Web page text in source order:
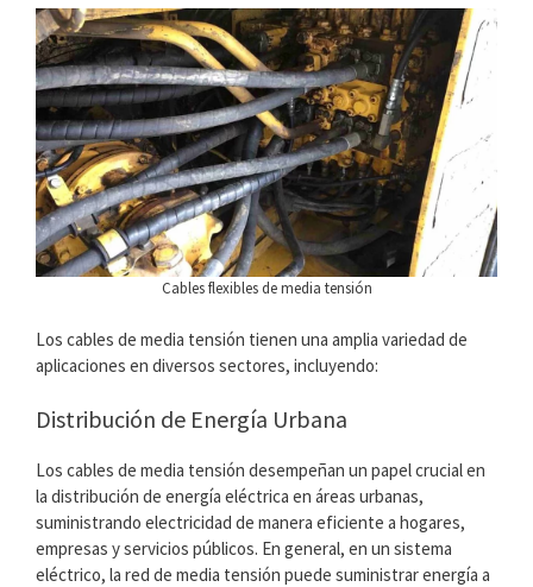
Cables flexibles de media tensión
Los cables de media tensión tienen una amplia variedad de
aplicaciones en diversos sectores, incluyendo:
Distribución de Energía Urbana
Los cables de media tensión desempeñan un papel crucial en
la distribución de energía eléctrica en áreas urbanas,
suministrando electricidad de manera eficiente a hogares,
empresas y servicios públicos. En general, en un sistema
eléctrico, la red de media tensión puede suministrar energía a